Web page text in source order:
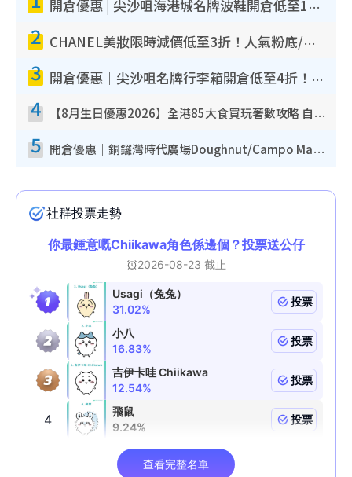
開倉優惠 | 尖沙咀海港城名牌波鞋開倉低至1折！On鞋$899起／Joy&Peace鞋履$98起
2 CHANEL美妝限時減價低至3折！人氣粉底/唇膏/精華液低至$275！COCO香水都有平
3 開倉優惠｜尖沙咀名牌行李箱開倉低至4折！一連5日 American Tourister/ace./Hallmark $200起！
4 【8月生日優惠2026】全港85大食買玩著數攻略 自助餐/火鍋放題同行免費＋誠品/DONKI送現金券
5 開倉優惠｜銅鑼灣時代廣場Doughnut/Campo Marzio開倉低至1折！背囊、書包、手袋劈價$200起